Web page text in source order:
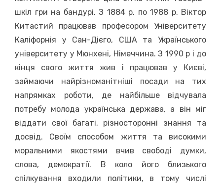
шкіл гри на бандурі. З 1884 р. по 1988 р. Віктор
Китастий працював професором Університету
Каліфорнія у Сан-Дієго, США та Українського
університету у Мюнхені, Німеччина. З 1990 р і до
кінця свого життя жив і працював у Києві,
займаючи найрізноманітніші посади на тих
напрямках роботи, де найбільше відчувала
потребу молода українська держава, а він міг
віддати свої багаті, різносторонні знання та
досвід. Своїм способом життя та високими
моральними якостями вчив свободі думки,
слова, демократії. В коло його близького
спілкування входили політики, в тому числі